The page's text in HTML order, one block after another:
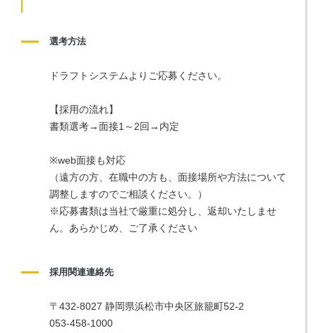
選考方法
ドラフトシステムよりご応募ください。
【採用の流れ】
書類選考→面接1～2回→内定
※web面接も対応
（遠方の方、在職中の方も、面接場所や方法について
調整しますのでご相談ください。）
※応募書類は当社で厳重に処分し、返却いたしませ
ん。あらかじめ、ご了承ください
採用関連連絡先
〒432-8027 静岡県浜松市中央区旅籠町52-2
053-458-1000